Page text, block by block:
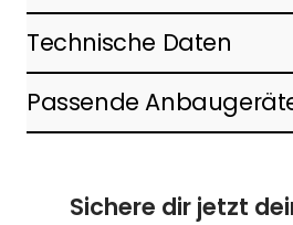
Technische Daten
Passende
Sichere dir jetzt